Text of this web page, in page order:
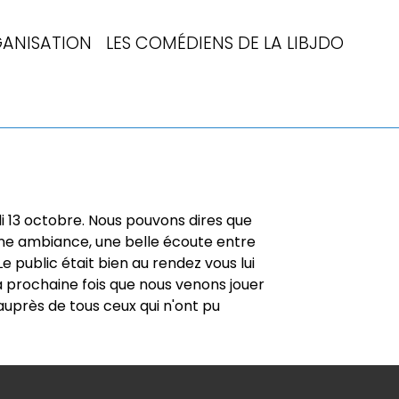
LES COMÉDIENS DE LA LIBJDO
octobre. Nous pouvons dires que
ambiance, une belle écoute entre
public était bien au rendez vous lui
fois que nous venons jouer
de tous ceux qui n'ont pu